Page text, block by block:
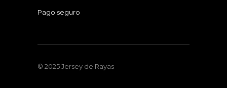
Pago seguro
© 2025 Jersey de Rayas